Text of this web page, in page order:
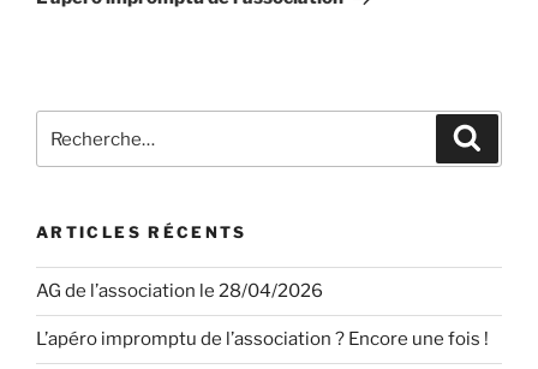
pour
ARTICLES RÉCENTS
AG de l’association le 28/04/2026
L’apéro impromptu de l’association ? Encore une fois !